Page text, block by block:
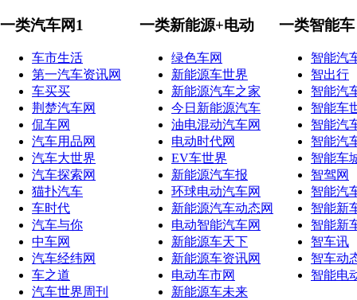
一类汽车网1
车市生活
第一汽车资讯网
车买买
荆楚汽车网
侃车网
汽车用品网
汽车大世界
汽车探索网
猫扑汽车
车时代
汽车与你
中车网
汽车经纬网
车之道
汽车世界周刊
一类新能源+电动
绿色车网
新能源车世界
新能源汽车之家
今日新能源汽车
油电混动汽车网
电动时代网
EV车世界
新能源汽车报
环球电动汽车网
新能源汽车动态网
电动智能汽车网
新能源车天下
新能源车资讯网
电动车市网
新能源车未来
一类智能车
智能汽
智出行
智能汽
智能车
智能汽
智能汽
智能车
智驾网
智能汽
智能新
智能新
智车讯
智车动
智能电